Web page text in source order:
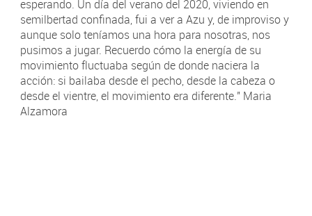
esperando. Un día del verano del 2020, viviendo en
semilbertad confinada, fui a ver a Azu y, de improviso y
aunque solo teníamos una hora para nosotras, nos
pusimos a jugar. Recuerdo cómo la energía de su
movimiento fluctuaba según de donde naciera la
acción: si bailaba desde el pecho, desde la cabeza o
desde el vientre, el movimiento era diferente." Maria
Alzamora